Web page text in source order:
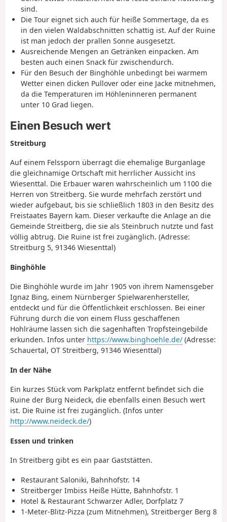
sind.
Die Tour eignet sich auch für heiße Sommertage, da es
in den vielen Waldabschnitten schattig ist. Auf der Ruine
ist man jedoch der prallen Sonne ausgesetzt.
Ausreichende Mengen an Getränken einpacken. Am
besten auch einen Snack für zwischendurch.
Für den Besuch der Binghöhle unbedingt bei warmem
Wetter einen dicken Pullover oder eine Jacke mitnehmen,
da die Temperaturen im Höhleninneren permanent
unter 10 Grad liegen.
Einen Besuch wert
Streitburg
Auf einem Felssporn überragt die ehemalige Burganlage
die gleichnamige Ortschaft mit herrlicher Aussicht ins
Wiesenttal. Die Erbauer waren wahrscheinlich um 1100 die
Herren von Streitberg. Sie wurde mehrfach zerstört und
wieder aufgebaut, bis sie schließlich 1803 in den Besitz des
Freistaates Bayern kam. Dieser verkaufte die Anlage an die
Gemeinde Streitberg, die sie als Steinbruch nutzte und fast
völlig abtrug. Die Ruine ist frei zugänglich. (Adresse:
Streitburg 5, 91346 Wiesenttal)
Binghöhle
Die Binghöhle wurde im Jahr 1905 von ihrem Namensgeber
Ignaz Bing, einem Nürnberger Spielwarenhersteller,
entdeckt und für die Öffentlichkeit erschlossen. Bei einer
Führung durch die von einem Fluss geschaffenen
Hohlräume lassen sich die sagenhaften Tropfsteingebilde
erkunden. Infos unter https://www.binghoehle.de/ (Adresse:
Schauertal, OT Streitberg, 91346 Wiesenttal)
In der Nähe
Ein kurzes Stück vom Parkplatz entfernt befindet sich die
Ruine der Burg Neideck, die ebenfalls einen Besuch wert
ist. Die Ruine ist frei zugänglich. (Infos unter
http://www.neideck.de/)
Essen und trinken
In Streitberg gibt es ein paar Gaststätten.
Restaurant Saloniki, Bahnhofstr. 14
Streitberger Imbiss Heiße Hütte, Bahnhofstr. 1
Hotel & Restaurant Schwarzer Adler, Dorfplatz 7
1-Meter-Blitz-Pizza (zum Mitnehmen), Streitberger Berg 8